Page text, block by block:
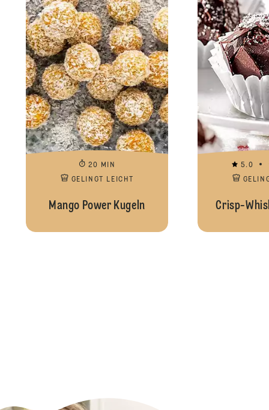
20 MIN
GELINGT LEICHT
Mango Power Kugeln
5.0
Crisp-